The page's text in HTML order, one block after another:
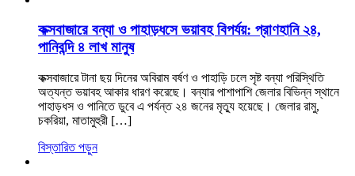
কক্সবাজারে বন্যা ও পাহাড়ধসে ভয়াবহ বিপর্যয়: প্রাণহানি ২৪,
পানিবন্দি ৪ লাখ মানুষ
কক্সবাজারে টানা ছয় দিনের অবিরাম বর্ষণ ও পাহাড়ি ঢলে সৃষ্ট বন্যা পরিস্থিতি
অত্যন্ত ভয়াবহ আকার ধারণ করেছে। বন্যার পাশাপাশি জেলার বিভিন্ন স্থানে
পাহাড়ধস ও পানিতে ডুবে এ পর্যন্ত ২৪ জনের মৃত্যু হয়েছে। জেলার রামু,
চকরিয়া, মাতামুহুরী […]
বিস্তারিত পড়ুন